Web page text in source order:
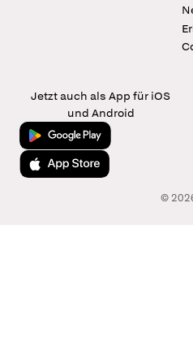
Jetzt auch als App für iOS
und Android
Jetzt bei Google Play
Laden im App Store
©